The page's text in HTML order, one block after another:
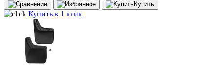
Купить
Купить в 1 клик